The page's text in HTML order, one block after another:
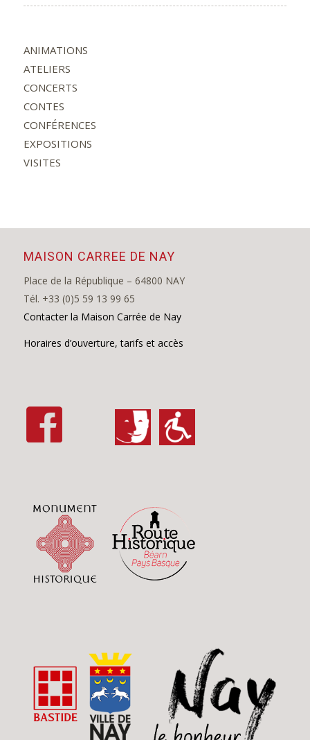
ANIMATIONS
ATELIERS
CONCERTS
CONTES
CONFÉRENCES
EXPOSITIONS
VISITES
MAISON CARREE DE NAY
Place de la République – 64800 NAY
Tél. +33 (0)5 59 13 99 65
Contacter la Maison Carrée de Nay
Horaires d’ouverture, tarifs et accès